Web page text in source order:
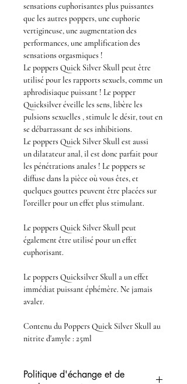
sensations euphorisantes plus puissantes
que les autres poppers, une euphorie
vertigineuse, une augmentation des
performances, une amplification des
sensations orgasmiques !
Le poppers Quick Silver Skull peut être
utilisé pour les rapports sexuels, comme un
aphrodisiaque puissant ! Le popper
Quicksilveréveille les sens, libère les
pulsions sexuelles ,stimule le désir, tout en
se débarrassant de ses inhibitions.
Le poppers Quick Silver Skull est aussi
undilatateur anal, il est donc parfait pour
les pénétrations anales ! Le poppers se
diffuse dans la pièce où vous êtes, et
quelques gouttes peuvent être placées sur
l'oreiller pour un effet plus stimulant.
Le poppers Quick Silver Skull peut
également être utilisé pour un effet
euphorisant.
Le poppers Quicksilver Skull a un effet
immédiat puissant éphémère. Ne jamais
avaler.
Contenu du Poppers Quick Silver Skull au
nitrite d'amyle : 25ml
Politique d'échange et de